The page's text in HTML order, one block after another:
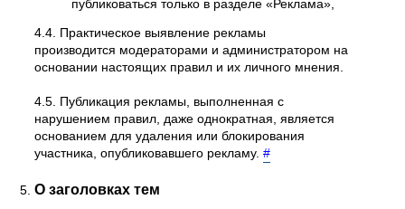
публиковаться только в разделе «Реклама»,
4.4. Практическое выявление рекламы
производится модераторами и администратором на
основании настоящих правил и их личного мнения.
4.5. Публикация рекламы, выполненная с
нарушением правил, даже однократная, является
основанием для удаления или блокирования
участника, опубликовавшего рекламу.#
О заголовках тем